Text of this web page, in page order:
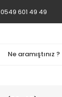
0549 601 49 49